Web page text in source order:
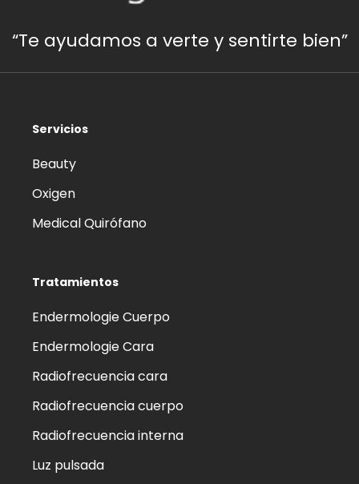
“Te ayudamos a verte y sentirte bien”
Servicios
Beauty
Oxigen
Medical Quirófano
Tratamientos
Endermologie Cuerpo
Endermologie Cara
Radiofrecuencia cara
Radiofrecuencia cuerpo
Radiofrecuencia interna
Luz pulsada